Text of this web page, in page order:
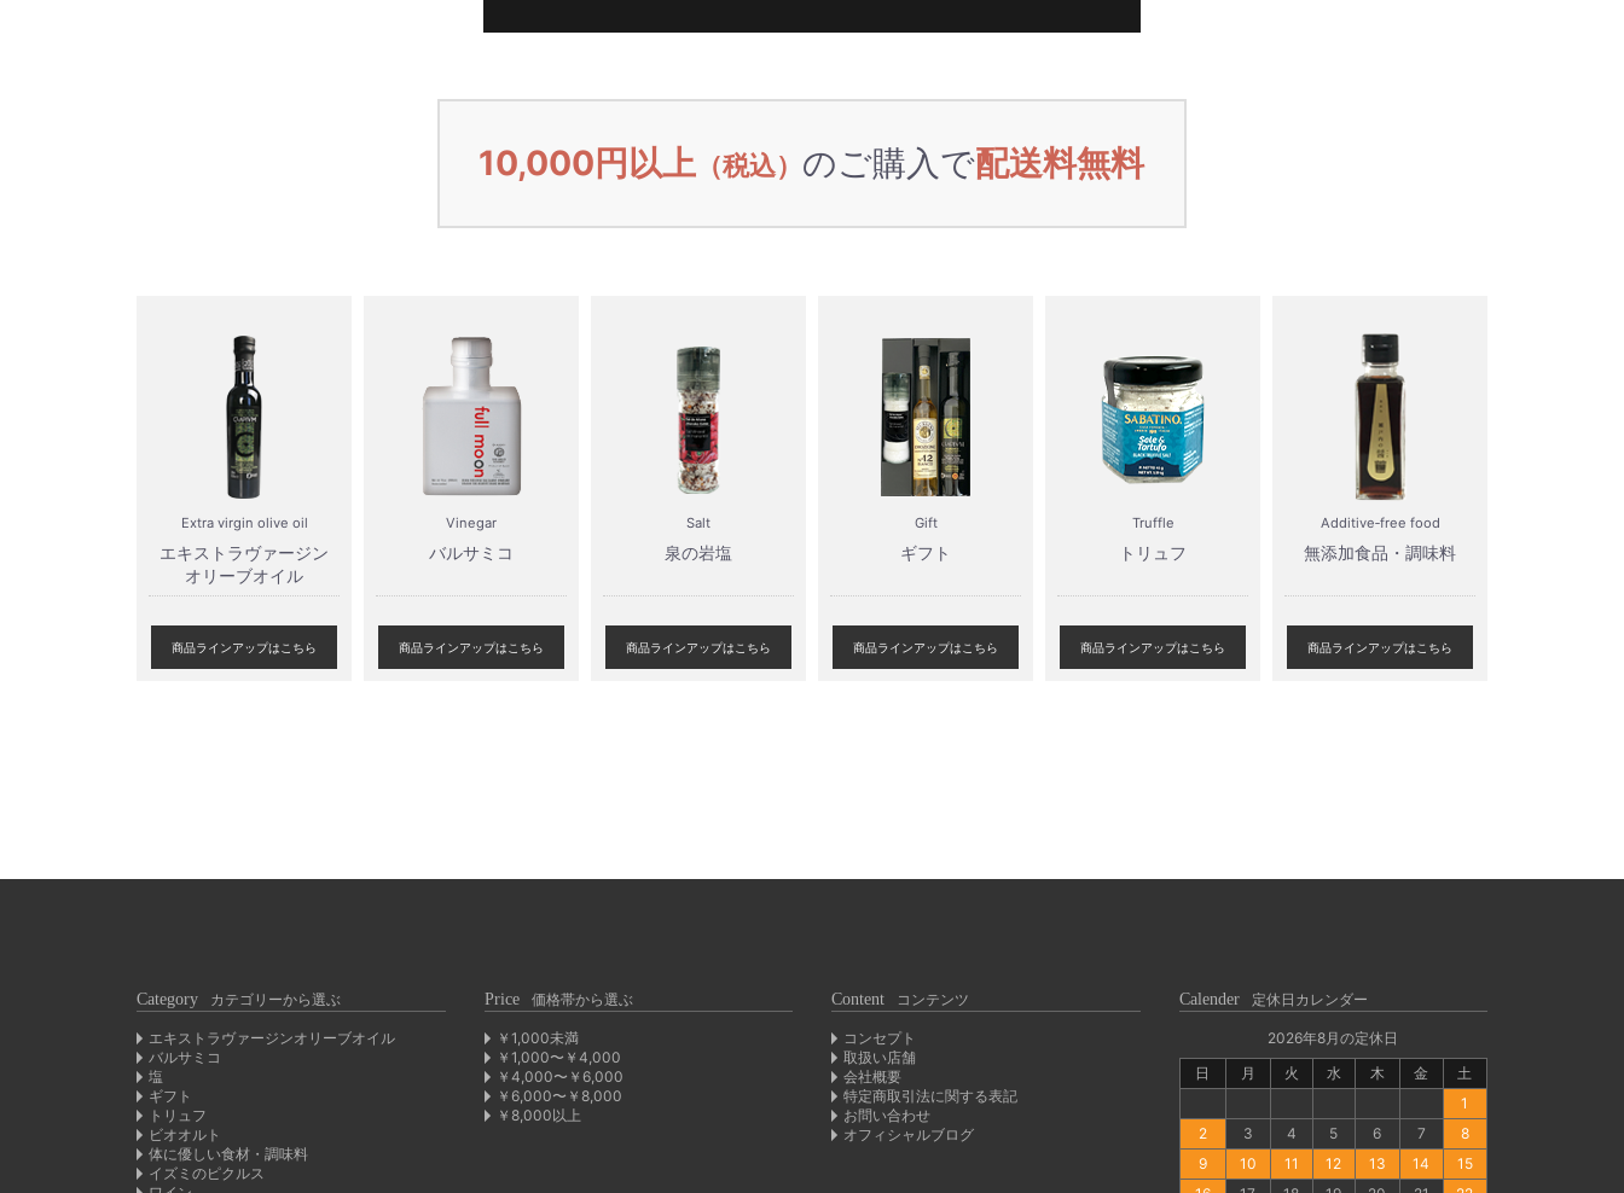
10,000円以上 （税込） のご購入で配送料無料
Extra virgin olive oil
エキストラヴァージン
オリーブオイル
商品ラインアップはこちら
Vinegar
バルサミコ
商品ラインアップはこちら
Salt
泉の岩塩
商品ラインアップはこちら
Gift
ギフト
商品ラインアップはこちら
Truffle
トリュフ
商品ラインアップはこちら
Additive‐free food
無添加食品・調味料
商品ラインアップはこちら
Category カテゴリーから選ぶ
エキストラヴァージンオリーブオイル
バルサミコ
塩
ギフト
トリュフ
ビオオルト
体に優しい食材・調味料
イズミのピクルス
Price 価格帯から選ぶ
￥1,000未満
￥1,000〜￥4,000
￥4,000〜￥6,000
￥6,000〜￥8,000
￥8,000以上
Content コンテンツ
コンセプト
取扱い店舗
会社概要
特定商取引法に関する表記
お問い合わせ
オフィシャルブログ
Calender 定休日カレンダー
2026年8月の定休日
日
月 火 水 木 金
土
1
2
3 4 5 6 7
8
9
10 11 12 13 14
15